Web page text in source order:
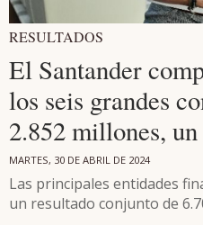
RESULTADOS
El Santander
los seis grandes
2.852 millones,
MARTES, 30 DE ABRIL DE 2024
Las principales entidades
un resultado conjunto de